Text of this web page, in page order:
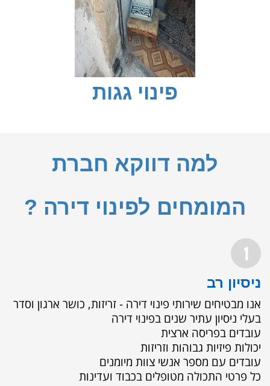
פינוי גגות
למה דווקא חברת
המומחים לפינוי דירה ?
ניסיון רב
אנו מבטיחים שירותי פינוי דירה - זריזות, כושר ארגון וסדר
בעלי ניסיון עתיר שנים בפינוי דירה
עובדים בפריסה ארצית
יכולות פיזיות גבוהות וזריזות
עובדים עם מספר אנשי צוות מיומנים
כל פרטי התכולה מטופלים בכבוד ועדינות